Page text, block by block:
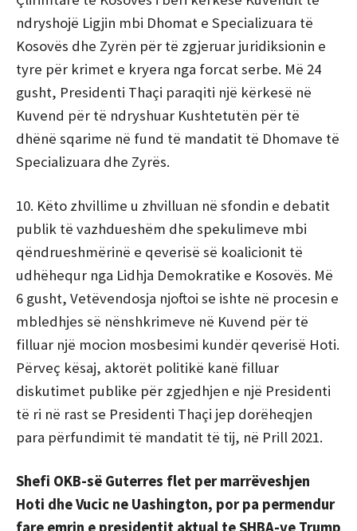
ndryshojë Ligjin mbi Dhomat e Specializuara të
Kosovës dhe Zyrën për të zgjeruar juridiksionin e
tyre për krimet e kryera nga forcat serbe. Më 24
gusht, Presidenti Thaçi paraqiti një kërkesë në
Kuvend për të ndryshuar Kushtetutën për të
dhënë sqarime në fund të mandatit të Dhomave të
Specializuara dhe Zyrës.
10. Këto zhvillime u zhvilluan në sfondin e debatit
publik të vazhdueshëm dhe spekulimeve mbi
qëndrueshmërinë e qeverisë së koalicionit të
udhëhequr nga Lidhja Demokratike e Kosovës. Më
6 gusht, Vetëvendosja njoftoi se ishte në procesin e
mbledhjes së nënshkrimeve në Kuvend për të
filluar një mocion mosbesimi kundër qeverisë Hoti.
Përveç kësaj, aktorët politikë kanë filluar
diskutimet publike për zgjedhjen e një Presidenti
të ri në rast se Presidenti Thaçi jep dorëheqjen
para përfundimit të mandatit të tij, në Prill 2021.
Shefi OKB-së Guterres flet per marrëveshjen
Hoti dhe Vucic ne Uashington, por pa permendur